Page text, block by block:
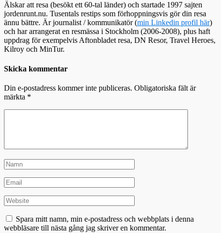
Älskar att resa (besökt ett 60-tal länder) och startade 1997 sajten
jordenrunt.nu. Tusentals restips som förhoppningsvis gör din resa
ännu bättre. Är journalist / kommunikatör (min Linkedin profil här)
och har arrangerat en resmässa i Stockholm (2006-2008), plus haft
uppdrag för exempelvis Aftonbladet resa, DN Resor, Travel Heroes,
Kilroy och MinTur.
Skicka kommentar
Din e-postadress kommer inte publiceras. Obligatoriska fält är
märkta *
Spara mitt namn, min e-postadress och webbplats i denna
webbläsare till nästa gång jag skriver en kommentar.